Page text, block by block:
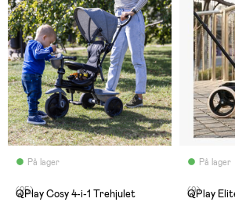
På lager
(25)
QPlay Cosy 4-i-1 Trehjulet
På lager
(9)
QPlay